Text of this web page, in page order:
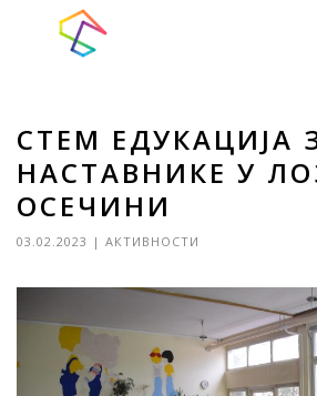
СТЕМ ЕДУКАЦИЈА
НАСТАВНИКЕ У
ОСЕЧИНИ
03.02.2023 | АКТИВНОСТИ